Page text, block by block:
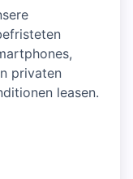
privaten
leasen.